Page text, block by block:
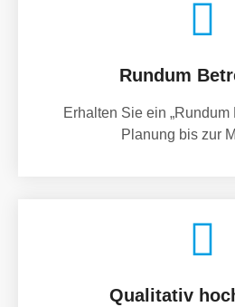
Rundum
Erhalten Sie ein
Planung bis zur
Qualitativ